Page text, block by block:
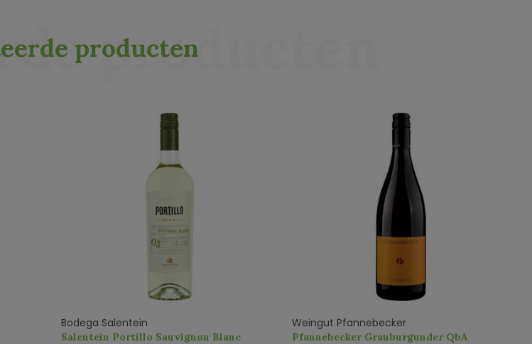
producten
producten
Bodega Salentein
Salentein Portillo Sauvignon Blanc
Weingut Pfannebecker
Pfannebecker Grauburgunder QbA